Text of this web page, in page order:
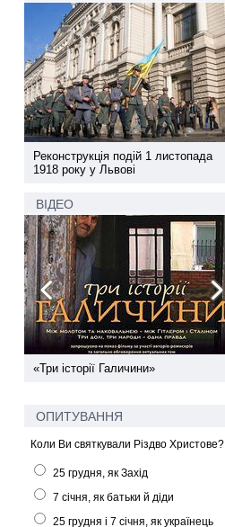
Реконструкція подій 1 листопада
1918 року у Львові
ВІДЕО
«Три історії Галичини»
ОПИТУВАННЯ
Коли Ви святкували Різдво Христове?
25 грудня, як Захід
7 січня, як батьки й діди
25 грудня і 7 січня, як українець